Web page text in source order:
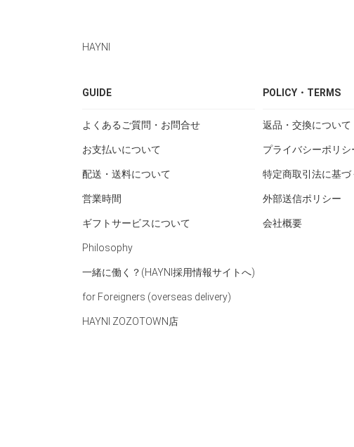
HAYNI
GUIDE
よくあるご質問・お問合せ
お支払いについて
配送・送料について
営業時間
ギフトサービスについて
Philosophy
一緒に働く？(HAYNI採用情報サイトへ)
for Foreigners (overseas delivery)
HAYNI ZOZOTOWN店
POLICY・TERMS
返品・交換について
プライバシーポリシ
特定商取引法に基づ
外部送信ポリシー
会社概要